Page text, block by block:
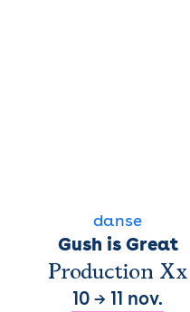
danse
Gush is Great
Production Xx
10 → 11 nov.